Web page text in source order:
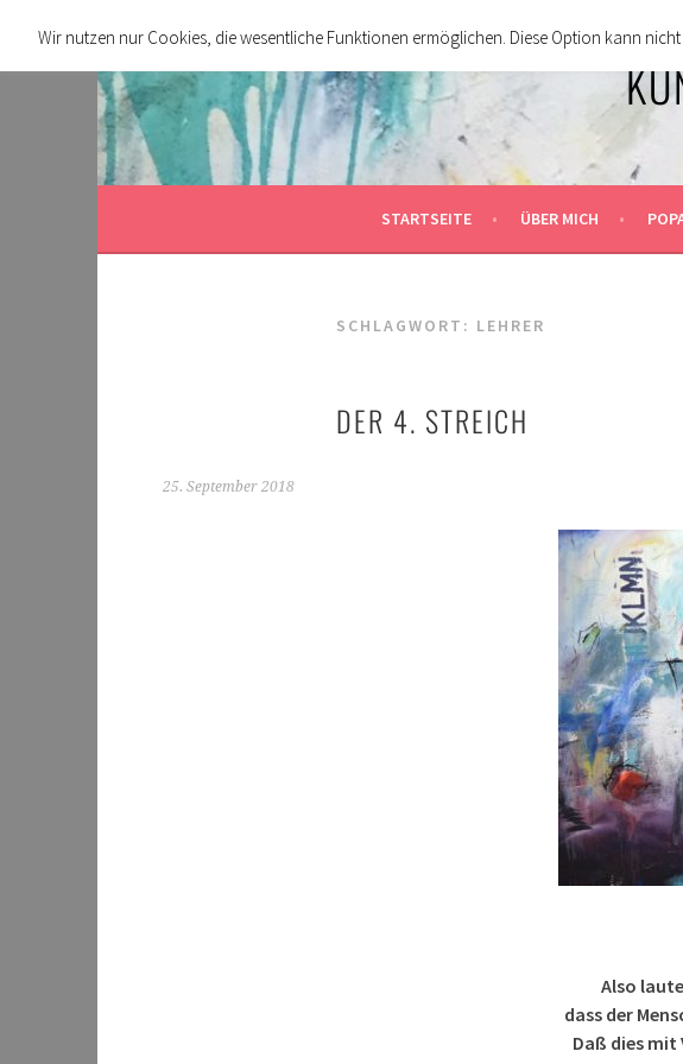
zum
Inhalt
STARTSEITE ÜBER MICH
SCHLAGWORT: LEHRER
DER 4. STREICH
25. September 2018
Also
dass der
Daß dies mit
Wir nutzen nur Cookies, die wesentliche Funktionen ermöglichen. Diese Option kann